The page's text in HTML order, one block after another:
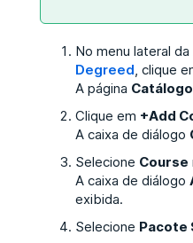
No menu lateral da
Degreed, clique
A página Catálogo
Clique em +Add
A caixa de diálogo
Selecione Course
A caixa de diálogo
exibida.
Selecione Pacote